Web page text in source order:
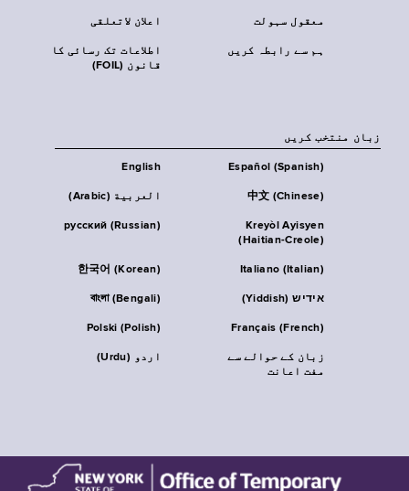
اعلان لاتعلقی معقول سہولت
اطلاعات تک رسائی کا
قانون (FOIL)
ہم سے رابطہ کریں
زبان منتخب کریں
English Español (Spanish)
العربية (Arabic) 中文 (Chinese)
русский (Russian)
Kreyòl Ayisyen
(Haitian-Creole)
한국어 (Korean) Italiano (Italian)
বাংলা (Bengali) אידיש (Yiddish)
Polski (Polish) Français (French)
اردو (Urdu)
زبان کے حوالے سے
مفت اعانت